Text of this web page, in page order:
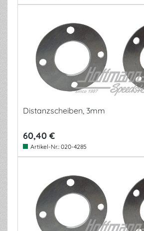
Distanzscheiben, 3mm
60,40 €
Artikel-Nr.: 020-4285